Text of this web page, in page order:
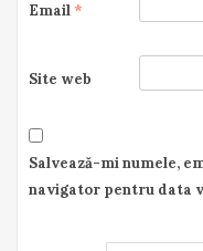
Email *
Site web
Salvează-mi numele,
navigator pentru data